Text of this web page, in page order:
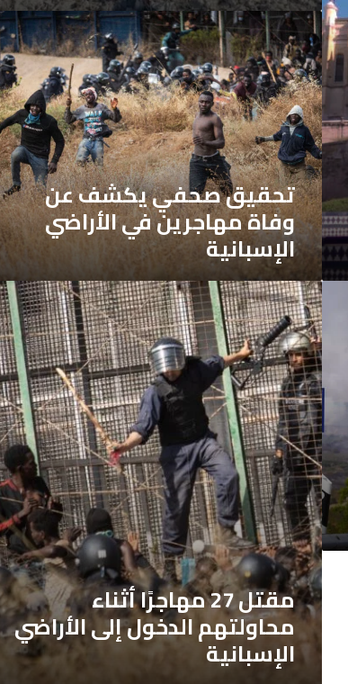
تحقيق
صحفي
يكشف
عن
وفاة
مهاجرين
في
الأراضي
الإسبانيةتحقيق صحفي يكشف عن
وفاة مهاجرين في الأراضي
الإسبانية
مقتل
27
مهاجرًا
أثناء
محاولتهم
الدخول
إلى
الأراضي
الإسبانية
مقتل 27 مهاجرًا أثناء
محاولتهم الدخول إلى الأراضي
الإسبانية